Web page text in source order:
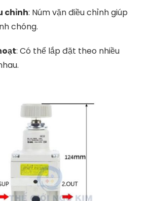
chỉnh: Núm vặn điều chỉnh giúp
chóng.
:Có thể lắp đặt theo nhiều